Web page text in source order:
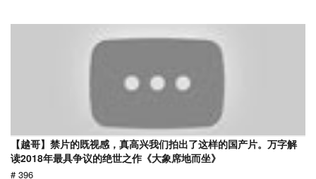
【越哥】禁片的既视感，真高兴我们拍出了这样的国产片。万字解
读2018年最具争议的绝世之作《大象席地而坐》
# 396